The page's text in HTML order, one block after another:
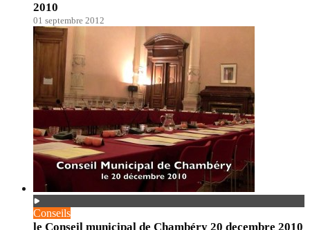
2010
01 septembre 2012
Conseils
le Conseil municipal de Chambéry 20 decembre 2010